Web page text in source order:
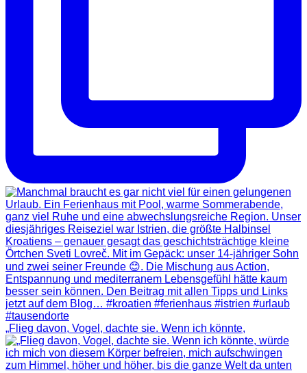
„Flieg davon, Vogel, dachte sie. Wenn ich könnte,